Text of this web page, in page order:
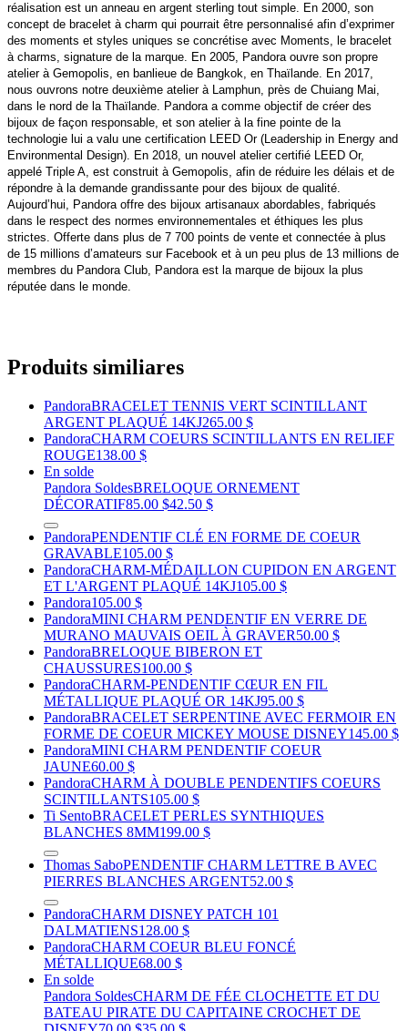
réalisation est un anneau en argent sterling tout simple. En 2000, son
concept de bracelet à charm qui pourrait être personnalisé afin d’exprimer
des moments et styles uniques se concrétise avec Moments, le bracelet
à charms, signature de la marque. En 2005, Pandora ouvre son propre
atelier à Gemopolis, en banlieue de Bangkok, en Thaïlande. En 2017,
nous ouvrons notre deuxième atelier à Lamphun, près de Chuiang Mai,
dans le nord de la Thaïlande. Pandora a comme objectif de créer des
bijoux de façon responsable, et son atelier à la fine pointe de la
technologie lui a valu une certification LEED Or (Leadership in Energy and
Environmental Design). En 2018, un nouvel atelier certifié LEED Or,
appelé Triple A, est construit à Gemopolis, afin de réduire les délais et de
répondre à la demande grandissante pour des bijoux de qualité.
Aujourd’hui, Pandora offre des bijoux artisanaux abordables, fabriqués
dans le respect des normes environnementales et éthiques les plus
strictes. Offerte dans plus de 7 700 points de vente et connectée à plus
de 15 millions d’amateurs sur Facebook et à un peu plus de 13 millions de
membres du Pandora Club, Pandora est la marque de bijoux la plus
réputée dans le monde.
Produits similiares
PandoraBRACELET TENNIS VERT SCINTILLANT
ARGENT PLAQUÉ 14KJ265.00 $
PandoraCHARM COEURS SCINTILLANTS EN RELIEF
ROUGE138.00 $
En solde
Pandora SoldesBRELOQUE ORNEMENT
DÉCORATIF85.00 $42.50 $
PandoraPENDENTIF CLÉ EN FORME DE COEUR
GRAVABLE105.00 $
PandoraCHARM-MÉDAILLON CUPIDON EN ARGENT
ET L'ARGENT PLAQUÉ 14KJ105.00 $
Pandora105.00 $
PandoraMINI CHARM PENDENTIF EN VERRE DE
MURANO MAUVAIS OEIL À GRAVER50.00 $
PandoraBRELOQUE BIBERON ET
CHAUSSURES100.00 $
PandoraCHARM-PENDENTIF CŒUR EN FIL
MÉTALLIQUE PLAQUÉ OR 14KJ95.00 $
PandoraBRACELET SERPENTINE AVEC FERMOIR EN
FORME DE COEUR MICKEY MOUSE DISNEY145.00 $
PandoraMINI CHARM PENDENTIF COEUR
JAUNE60.00 $
PandoraCHARM À DOUBLE PENDENTIFS COEURS
SCINTILLANTS105.00 $
Ti SentoBRACELET PERLES SYNTHIQUES
BLANCHES 8MM199.00 $
Thomas SaboPENDENTIF CHARM LETTRE B AVEC
PIERRES BLANCHES ARGENT52.00 $
PandoraCHARM DISNEY PATCH 101
DALMATIENS128.00 $
PandoraCHARM COEUR BLEU FONCÉ
MÉTALLIQUE68.00 $
En solde
Pandora SoldesCHARM DE FÉE CLOCHETTE ET DU
BATEAU PIRATE DU CAPITAINE CROCHET DE